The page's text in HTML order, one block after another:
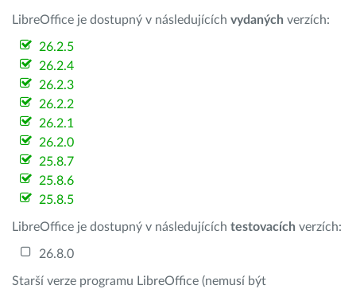
LibreOffice je dostupný v následujících vydaných verzích:
26.2.5
26.2.4
26.2.3
26.2.2
26.2.1
26.2.0
25.8.7
25.8.6
25.8.5
LibreOffice je dostupný v následujících testovacích verzích:
26.8.0
Starší verze programu LibreOffice (nemusí být